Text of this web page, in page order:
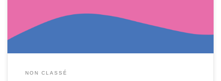
explorer comment l’art peut enrichir notre conscience
humaniste et écologique. […]
NON CLASSÉ